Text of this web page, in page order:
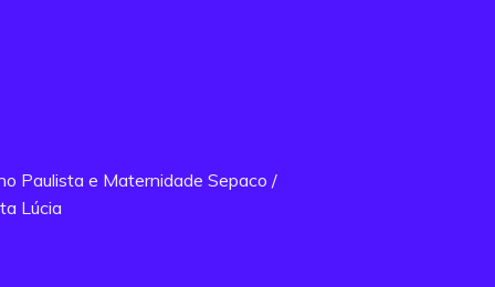
Paulista e Maternidade Sepaco /
Lúcia